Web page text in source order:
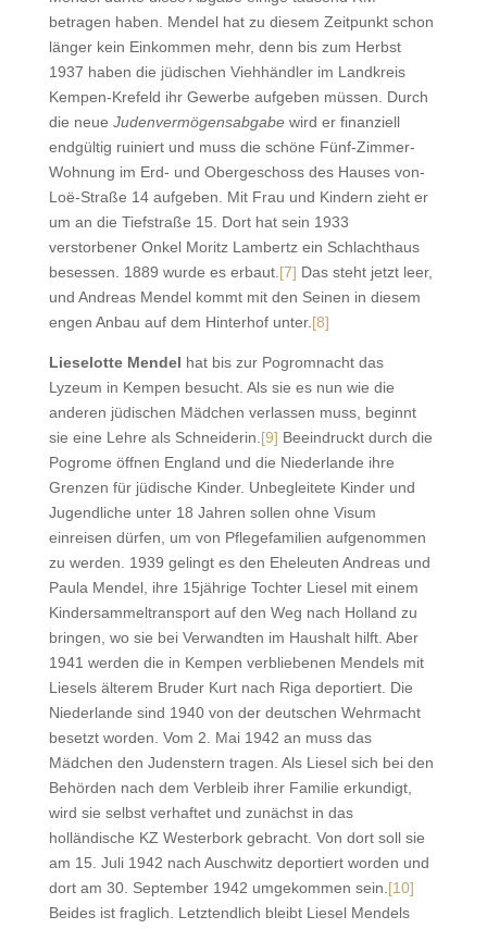
betragen haben. Mendel hat zu diesem Zeitpunkt schon
länger kein Einkommen mehr, denn bis zum Herbst
1937 haben die jüdischen Viehhändler im Landkreis
Kempen-Krefeld ihr Gewerbe aufgeben müssen. Durch
die neue Judenvermögensabgabewird er finanziell
endgültig ruiniert und muss die schöne Fünf-Zimmer-
Wohnung im Erd- und Obergeschoss des Hauses von-
Loë-Straße 14 aufgeben. Mit Frau und Kindern zieht er
um an die Tiefstraße 15. Dort hat sein 1933
verstorbener Onkel Moritz Lambertz ein Schlachthaus
besessen. 1889 wurde es erbaut. [7] Das steht jetzt leer,
und Andreas Mendel kommt mit den Seinen in diesem
engen Anbau auf dem Hinterhof unter. [8]
Lieselotte Mendel hat bis zur Pogromnacht das
Lyzeum in Kempen besucht. Als sie es nun wie die
anderen jüdischen Mädchen verlassen muss, beginnt
sie eine Lehre als Schneiderin. [9] Beeindruckt durch die
Pogrome öffnen England und die Niederlande ihre
Grenzen für jüdische Kinder. Unbegleitete Kinder und
Jugendliche unter 18 Jahren sollen ohne Visum
einreisen dürfen, um von Pflegefamilien aufgenommen
zu werden. 1939 gelingt es den Eheleuten Andreas und
Paula Mendel, ihre 15jährige Tochter Liesel mit einem
Kindersammeltransport auf den Weg nach Holland zu
bringen, wo sie bei Verwandten im Haushalt hilft. Aber
1941 werden die in Kempen verbliebenen Mendels mit
Liesels älterem Bruder Kurt nach Riga deportiert. Die
Niederlande sind 1940 von der deutschen Wehrmacht
besetzt worden. Vom 2. Mai 1942 an muss das
Mädchen den Judenstern tragen. Als Liesel sich bei den
Behörden nach dem Verbleib ihrer Familie erkundigt,
wird sie selbst verhaftet und zunächst in das
holländische KZ Westerbork gebracht. Von dort soll sie
am 15. Juli 1942 nach Auschwitz deportiert worden und
dort am 30. September 1942 umgekommen sein. [10]
Beides ist fraglich. Letztendlich bleibt Liesel Mendels